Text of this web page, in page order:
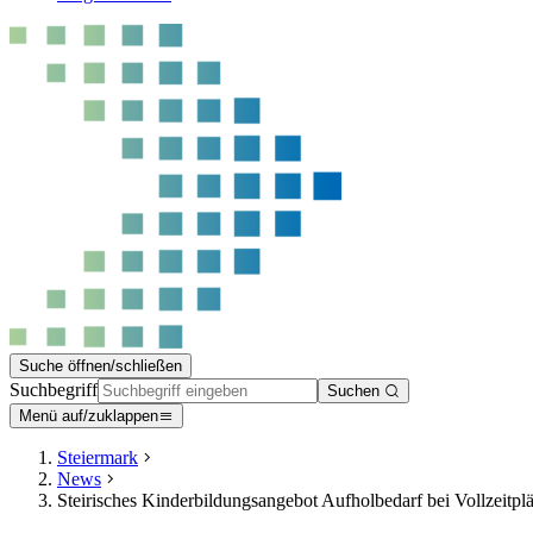
Suche öffnen/schließen
Suchbegriff
Suchen
Menü auf/zuklappen
Steiermark
News
Steirisches Kinderbildungsangebot Aufholbedarf bei